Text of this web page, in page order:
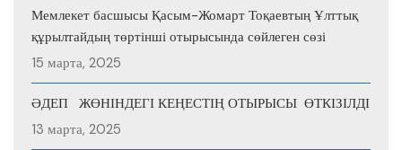
Мемлекет басшысы Қасым-Жомарт Тоқаевтың Ұлттық
құрылтайдың төртінші отырысында сөйлеген сөзі
15 марта, 2025
ӘДЕП ЖӨНІНДЕГІ КЕҢЕСТІҢ ОТЫРЫСЫ ӨТКІЗІЛДІ
13 марта, 2025